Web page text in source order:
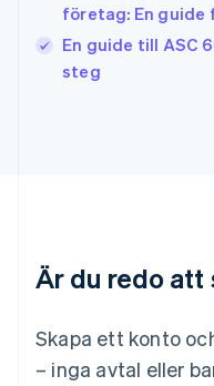
företag: En
En guide till ASC
steg
Är du redo att
Skapa ett konto
– inga avtal eller
EnglishFrançais
Kroatien
English
Malaysia
English
Mexiko